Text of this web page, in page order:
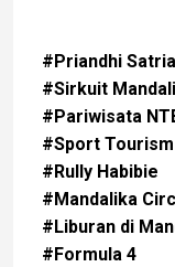
#Priandhi Satria
#Sirkuit
#Pariwisata
#Sport Tourism
#Rully Habibie
#Mandalika
#Liburan di
#Formula 4